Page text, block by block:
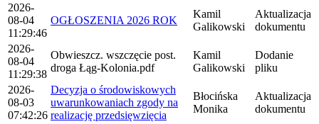
2026-
08-04
11:29:46
OGŁOSZENIA 2026 ROK
Kamil
Galikowski
Aktualizacja
dokumentu
2026-
08-04
11:29:38
Obwieszcz. wszczęcie post.
droga Łąg-Kolonia.pdf
Kamil
Galikowski
Dodanie
pliku
2026-
08-03
07:42:26
Decyzja o środowiskowych
uwarunkowaniach zgody na
realizację przedsięwzięcia
Błocińska
Monika
Aktualizacja
dokumentu